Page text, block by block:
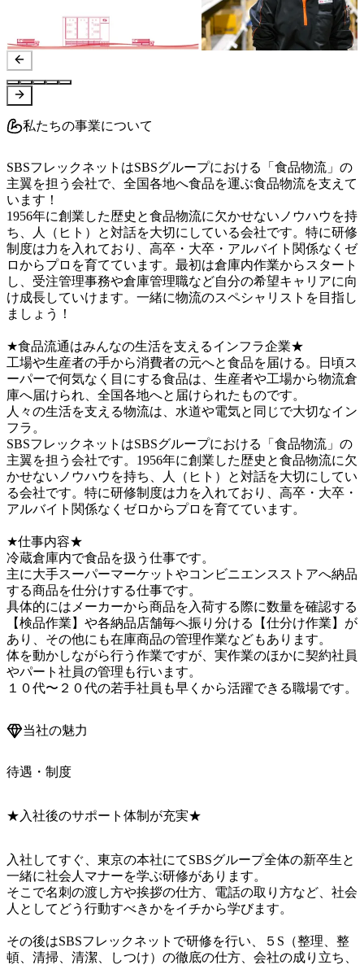
私たちの事業について
SBSフレックネットはSBSグループにおける「食品物流」の
主翼を担う会社で、全国各地へ食品を運ぶ食品物流を支えて
います！
1956年に創業した歴史と食品物流に欠かせないノウハウを持
ち、人（ヒト）と対話を大切にしている会社です。特に研修
制度は力を入れており、高卒・大卒・アルバイト関係なくゼ
ロからプロを育てています。最初は倉庫内作業からスタート
し、受注管理事務や倉庫管理職など自分の希望キャリアに向
け成長していけます。一緒に物流のスペシャリストを目指し
ましょう！
★食品流通はみんなの生活を支えるインフラ企業★
工場や生産者の手から消費者の元へと食品を届ける。日頃ス
ーパーで何気なく目にする食品は、生産者や工場から物流倉
庫へ届けられ、全国各地へと届けられたものです。
人々の生活を支える物流は、水道や電気と同じで大切なイン
フラ。
SBSフレックネットはSBSグループにおける「食品物流」の
主翼を担う会社です。1956年に創業した歴史と食品物流に欠
かせないノウハウを持ち、人（ヒト）と対話を大切にしてい
る会社です。特に研修制度は力を入れており、高卒・大卒・
アルバイト関係なくゼロからプロを育てています。
★仕事内容★
冷蔵倉庫内で食品を扱う仕事です。
主に大手スーパーマーケットやコンビニエンスストアへ納品
する商品を仕分けする仕事です。
具体的にはメーカーから商品を入荷する際に数量を確認する
【検品作業】や各納品店舗毎へ振り分ける【仕分け作業】が
あり、その他にも在庫商品の管理作業などもあります。
体を動かしながら行う作業ですが、実作業のほかに契約社員
やパート社員の管理も行います。
１０代〜２０代の若手社員も早くから活躍できる職場です。
当社の魅力
待遇・制度
★入社後のサポート体制が充実★
入社してすぐ、東京の本社にてSBSグループ全体の新卒生と
一緒に社会人マナーを学ぶ研修があります。
そこで名刺の渡し方や挨拶の仕方、電話の取り方など、社会
人としてどう行動すべきかをイチから学びます。
その後はSBSフレックネットで研修を行い、５S（整理、整
頓、清掃、清潔、しつけ）の徹底の仕方、会社の成り立ち、